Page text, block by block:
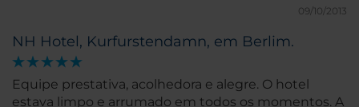
09/10/2013
NH Hotel, Kurfurstendamn, em Berlim.
Equipe prestativa, acolhedora e alegre. O hotel
estava limpo e arrumado em todos os momentos. A